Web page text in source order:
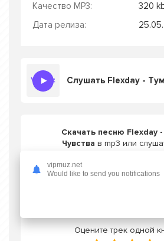
Качество MP3:
320
Дата релиза:
Слушать Flexday -
Скачать песню Flexday
Чувства в mp3 или
Оцените трек одной
vipmuz.net
Would like to send you notifications